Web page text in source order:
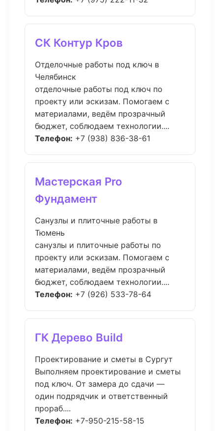
СК Контур Кров
Отделочные работы под ключ в
Челябинск
отделочные работы под ключ по
проекту или эскизам. Помогаем с
материалами, ведём прозрачный
бюджет, соблюдаем технологии....
Телефон: +7 (938) 836-38-61
Мастерская Pro
Фундамент
Санузлы и плиточные работы в
Тюмень
санузлы и плиточные работы по
проекту или эскизам. Помогаем с
материалами, ведём прозрачный
бюджет, соблюдаем технологии....
Телефон: +7 (926) 533-78-64
ГК Дерево Build
Проектирование и сметы в Сургут
Выполняем проектирование и сметы
под ключ. От замера до сдачи —
один подрядчик и ответственный
прораб....
Телефон: +7-950-215-58-15